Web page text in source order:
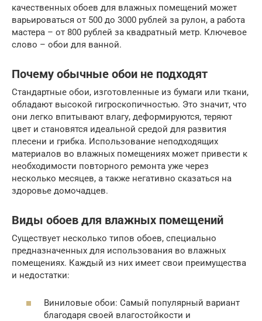
качественных обоев для влажных помещений может
варьироваться от 500 до 3000 рублей за рулон, а работа
мастера – от 800 рублей за квадратный метр. Ключевое
слово – обои для ванной.
Почему обычные обои не подходят
Стандартные обои, изготовленные из бумаги или ткани,
обладают высокой гигроскопичностью. Это значит, что
они легко впитывают влагу, деформируются, теряют
цвет и становятся идеальной средой для развития
плесени и грибка. Использование неподходящих
материалов во влажных помещениях может привести к
необходимости повторного ремонта уже через
несколько месяцев, а также негативно сказаться на
здоровье домочадцев.
Виды обоев для влажных помещений
Существует несколько типов обоев, специально
предназначенных для использования во влажных
помещениях. Каждый из них имеет свои преимущества
и недостатки:
Виниловые обои: Самый популярный вариант
благодаря своей влагостойкости и